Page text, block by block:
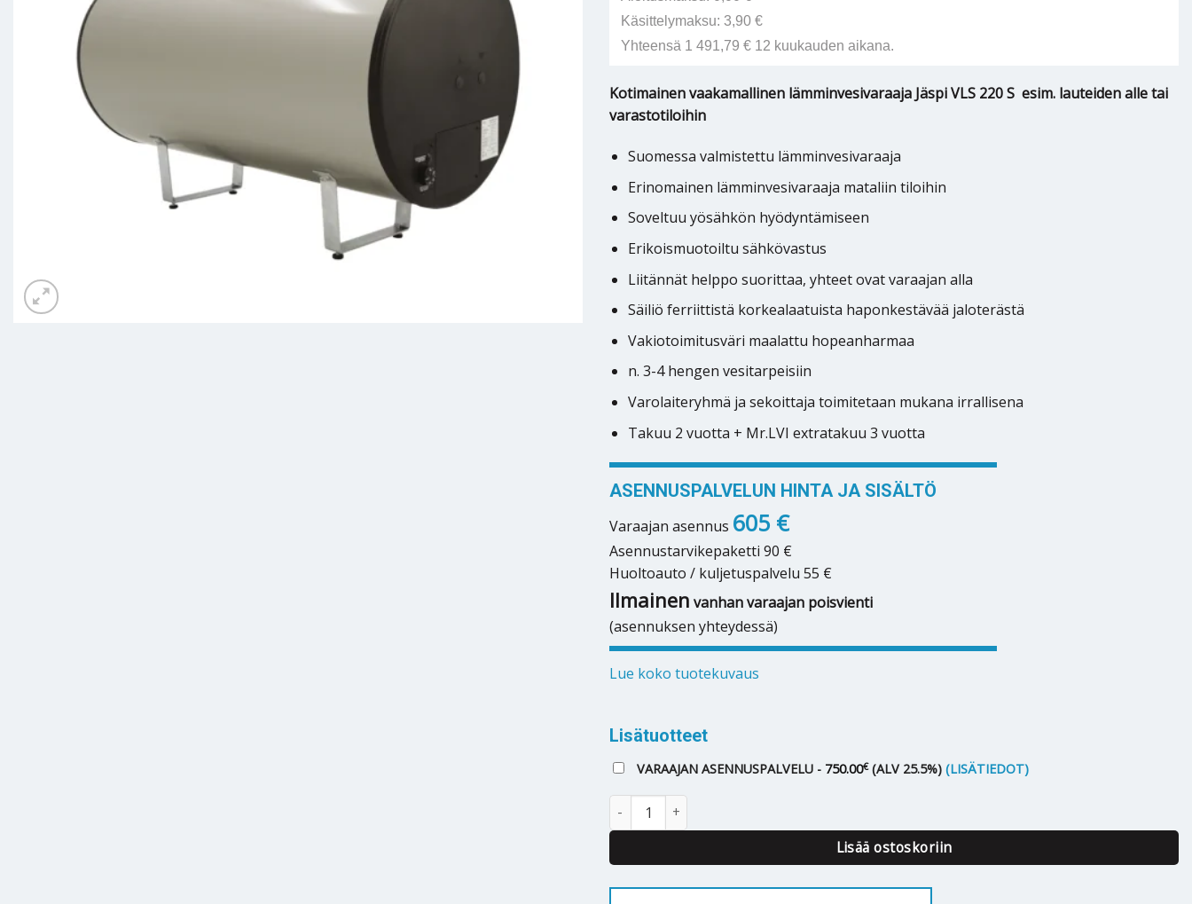
Käsittelymaksu: 3,90 €
Yhteensä 1 491,79 € 12 kuukauden aikana.
Kotimainen vaakamallinen lämminvesivaraaja Jäspi VLS 220 S esim. lauteiden alle tai
varastotiloihin
Suomessa valmistettu lämminvesivaraaja
Erinomainen lämminvesivaraaja mataliin tiloihin
Soveltuu yösähkön hyödyntämiseen
Erikoismuotoiltu sähkövastus
Liitännät helppo suorittaa, yhteet ovat varaajan alla
Säiliö ferriittistä korkealaatuista haponkestävää jaloterästä
Vakiotoimitusväri maalattu hopeanharmaa
n. 3-4 hengen vesitarpeisiin
Varolaiteryhmä ja sekoittaja toimitetaan mukana irrallisena
Takuu 2 vuotta + Mr.LVI extratakuu 3 vuotta
ASENNUSPALVELUN HINTA JA SISÄLTÖ
Varaajan asennus 605 €
Asennustarvikepaketti 90 €
Huoltoauto / kuljetuspalvelu 55 €
Ilmainen vanhan varaajan poisvienti
(asennuksen yhteydessä)
Lue koko tuotekuvaus
Lisätuotteet
VARAAJAN ASENNUSPALVELU - 750.00€ (ALV 25.5%) (LISÄTIEDOT)
Lämminvesivaraaja Jäspi VLS 220 S määrä
Lisää ostoskoriin